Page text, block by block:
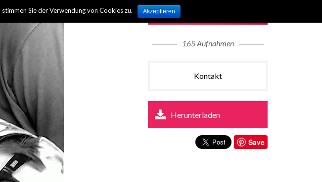
BAGEL BROTHERS
165 Aufnahmen
Kontakt
Herunterladen
Save
Sie der Verwendung von Cookies zu. Akzeptieren